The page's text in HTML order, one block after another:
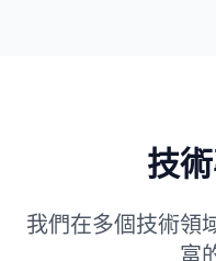
技
我們在多個技術領
富